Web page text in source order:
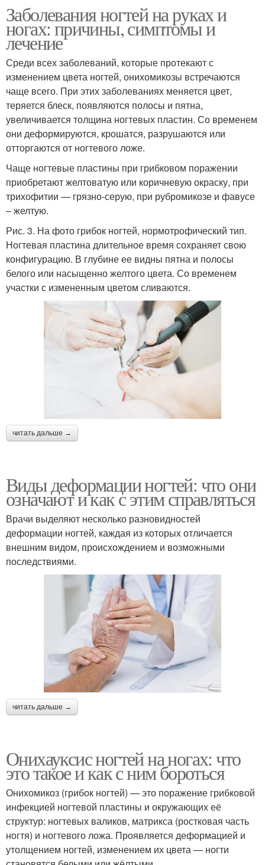
Заболевания ногтей на руках и
ногах: причины, симптомы и
лечение
Среди всех заболеваний, которые протекают с
изменением цвета ногтей, онихомикозы встречаются
чаще всего. При этих заболеваниях меняется цвет,
теряется блеск, появляются полосы и пятна,
увеличивается толщина ногтевых пластин. Со временем
они деформируются, крошатся, разрушаются или
отторгаются от ногтевого ложе.
Чаще ногтевые пластины при грибковом поражении
приобретают желтоватую или коричневую окраску, при
трихофитии — грязно-серую, при рубромикозе и фавусе
– желтую.
Рис. 3. На фото грибок ногтей, нормотрофический тип.
Ногтевая пластина длительное время сохраняет свою
конфигурацию. В глубине ее видны пятна и полосы
белого или насыщенно желтого цвета. Со временем
участки с измененным цветом сливаются.
читать дальше →
Виды деформации ногтей: что они
означают и как с этим справляться
Врачи выделяют несколько разновидностей
деформации ногтей, каждая из которых отличается
внешним видом, происхождением и возможными
последствиями.
читать дальше →
Онихауксис ногтей на ногах: что
это такое и как с ним бороться
Онихомикоз (грибок ногтей) — это поражение грибковой
инфекцией ногтевой пластины и окружающих её
структур: ногтевых валиков, матрикса (ростковая часть
ногтя) и ногтевого ложа. Проявляется деформацией и
утолщением ногтей, изменением их цвета — ногти